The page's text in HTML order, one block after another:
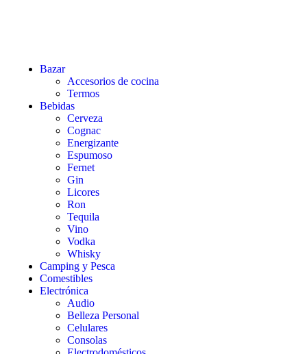
Bazar
Accesorios de cocina
Termos
Bebidas
Cerveza
Cognac
Energizante
Espumoso
Fernet
Gin
Licores
Ron
Tequila
Vino
Vodka
Whisky
Camping y Pesca
Comestibles
Electrónica
Audio
Belleza Personal
Celulares
Consolas